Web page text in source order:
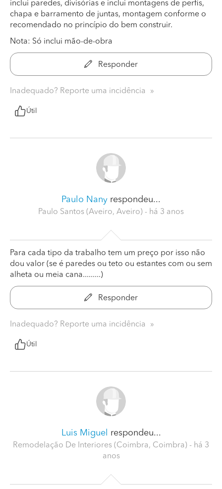
inclui paredes, divisórias e inclui montagens de perfis,
chapa e barramento de juntas, montagem conforme o
recomendado no princípio do bem construir.
Nota: Só inclui mão-de-obra
Responder
Inadequado? Reporte uma incidência
Útil
Paulo Nany respondeu...
Paulo Santos (Aveiro, Aveiro) - há 3 anos
Para cada tipo da trabalho tem um preço por isso não
dou valor (se é paredes ou teto ou estantes com ou sem
alheta ou meia cana.........)
Responder
Inadequado? Reporte uma incidência
Útil
Luis Miguel respondeu...
Remodelação De Interiores (Coimbra, Coimbra) - há 3
anos